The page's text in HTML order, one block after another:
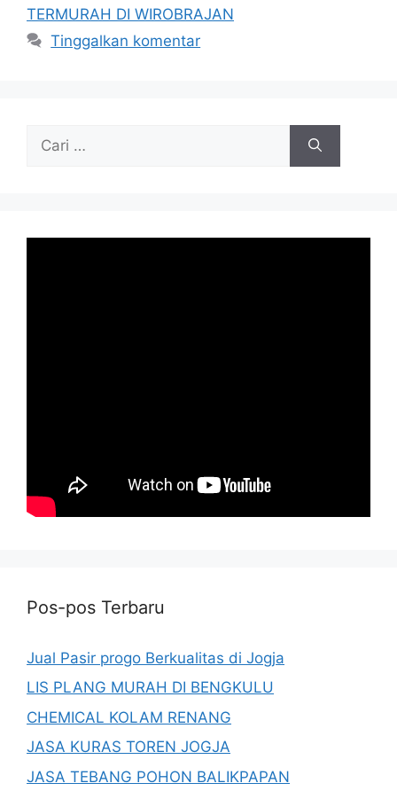
TERMURAH DI WIROBRAJAN
Tinggalkan komentar
untuk:
Pos-pos Terbaru
Jual Pasir progo Berkualitas di Jogja
LIS PLANG MURAH DI BENGKULU
CHEMICAL KOLAM RENANG
JASA KURAS TOREN JOGJA
JASA TEBANG POHON BALIKPAPAN